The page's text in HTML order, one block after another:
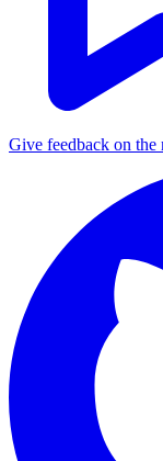
Give feedback on